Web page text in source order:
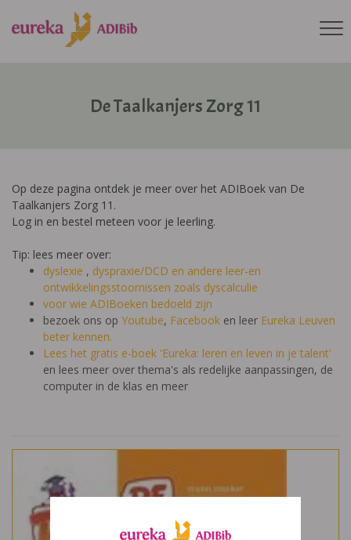
De Taalkanjers Zorg 11
Op deze pagina ontdek je meer over het ADIBoek van De
Taalkanjers Zorg 11.
Log in en bestel meteen voor je leerling.
Tip: lees meer over:
dyslexie , dyspraxie/DCD en andere leer-en
ontwikkelingsstoornissen zoals dyscalculie
voor wie ADIBoeken bedoeld zijn
bezoek ons op Youtube, Facebook en leer Eureka Leuven
beter kennen.
Lees het gratis e-boek 'Eureka: leren en leven in je talent'
en lees meer over thema's als redelijke aanpassingen, de
computer in de klas en meer